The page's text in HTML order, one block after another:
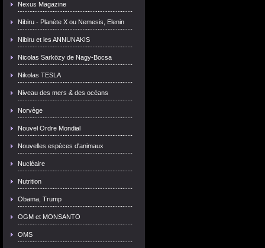
Nexus Magazine
Nibiru - Planète X ou Nemesis, Elenin
Nibiru et les ANNUNAKIS
Nicolas Sarközy de Nagy-Bocsa
Nikolas TESLA
Niveau des mers & des océans
Norvège
Nouvel Ordre Mondial
Nouvelles espèces d'animaux
Nucléaire
Nutrition
Obama, Trump
OGM et MONSANTO
OMS